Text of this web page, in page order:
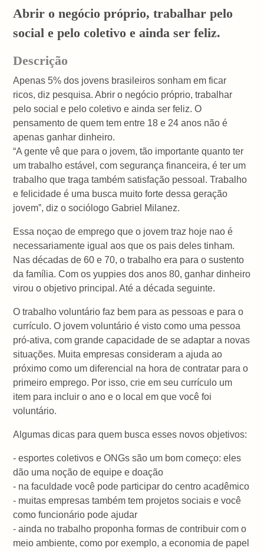
Abrir o negócio próprio, trabalhar pelo
social e pelo coletivo e ainda ser feliz.
Descrição
Apenas 5% dos jovens brasileiros sonham em ficar
ricos, diz pesquisa. Abrir o negócio próprio, trabalhar
pelo social e pelo coletivo e ainda ser feliz. O
pensamento de quem tem entre 18 e 24 anos não é
apenas ganhar dinheiro.
“A gente vê que para o jovem, tão importante quanto ter
um trabalho estável, com segurança financeira, é ter um
trabalho que traga também satisfação pessoal. Trabalho
e felicidade é uma busca muito forte dessa geração
jovem”, diz o sociólogo Gabriel Milanez.
Essa noçao de emprego que o jovem traz hoje nao é
necessariamente igual aos que os pais deles tinham.
Nas décadas de 60 e 70, o trabalho era para o sustento
da família. Com os yuppies dos anos 80, ganhar dinheiro
virou o objetivo principal. Até a década seguinte.
O trabalho voluntário faz bem para as pessoas e para o
currículo. O jovem voluntário é visto como uma pessoa
pró-ativa, com grande capacidade de se adaptar a novas
situações. Muita empresas consideram a ajuda ao
próximo como um diferencial na hora de contratar para o
primeiro emprego. Por isso, crie em seu currículo um
item para incluir o ano e o local em que você foi
voluntário.
Algumas dicas para quem busca esses novos objetivos:
- esportes coletivos e ONGs são um bom começo: eles
dão uma noção de equipe e doação
- na faculdade você pode participar do centro acadêmico
- muitas empresas também tem projetos sociais e você
como funcionário pode ajudar
- ainda no trabalho proponha formas de contribuir com o
meio ambiente, como por exemplo, a economia de papel